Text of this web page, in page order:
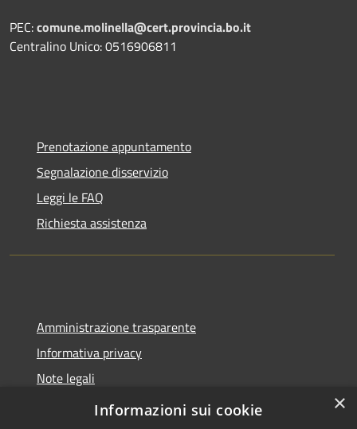
PEC:comune.molinella@cert.provincia.bo.it
Centralino Unico: 0516906811
Prenotazione appuntamento
Segnalazione disservizio
Leggi le FAQ
Richiesta assistenza
Amministrazione trasparente
Informativa privacy
Note legali
Dichiarazione di accessibilità
×
Informazioni sui cookie